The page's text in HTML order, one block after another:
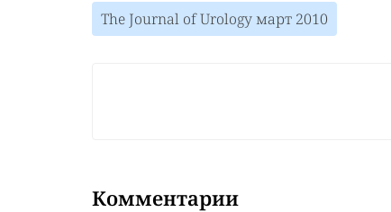
The Journal of Urology март 2010
Комментарии